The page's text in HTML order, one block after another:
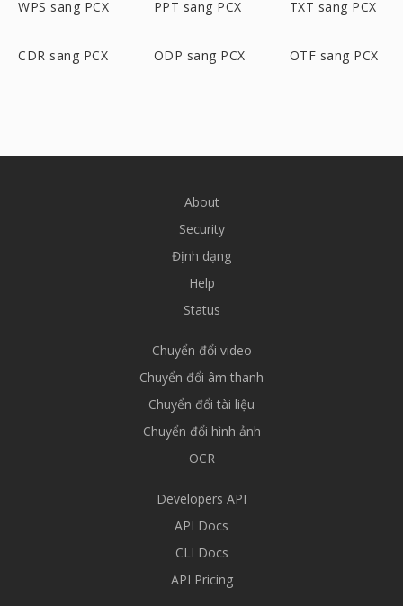
WPS sang PCX PPT sang PCX TXT sang PCX
CDR sang PCX ODP sang PCX OTF sang PCX
About
Security
Định dạng
Help
Status
Chuyển đổi video
Chuyển đổi âm thanh
Chuyển đổi tài liệu
Chuyển đổi hình ảnh
OCR
Developers API
API Docs
CLI Docs
API Pricing